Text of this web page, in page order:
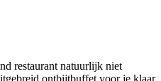
restaurant natuurlijk niet
ontbijtbuffet voor je klaar.